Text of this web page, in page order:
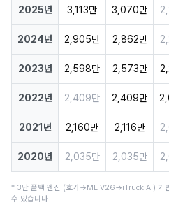
2025년 3,113만 3,070만
2024년 2,905만 2,862만
2023년 2,598만 2,573만
2022년 2,409만 2,409만
2021년 2,160만 2,116만
2020년 2,035만 2,035만
* 3단 폴백 엔진 (호가→ML V26→iTruck AI) 기반
수 있습니다.